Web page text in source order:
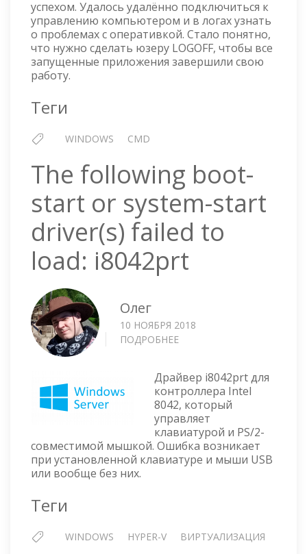
успехом. Удалось удалённо подключиться к
управлению компьютером и в логах узнать
о проблемах с оперативкой. Стало понятно,
что нужно сделать юзеру LOGOFF, чтобы все
запущенные приложения завершили свою
работу.
Теги
WINDOWS CMD
The following boot-
start or system-start
driver(s) failed to
load: i8042prt
Олег
10 НОЯБРЯ 2018
ПОДРОБНЕЕ
BOOT-
START
OR
SYSTEM-
START
DRIVER(S)
FAILED
Драйвер i8042prt для
контроллера Intel
8042, который
управляет
клавиатурой и PS/2-
совместимой мышкой. Ошибка возникает
при установленной клавиатуре и мыши USB
или вообще без них.
Теги
WINDOWS HYPER-V ВИРТУАЛИЗАЦИЯ